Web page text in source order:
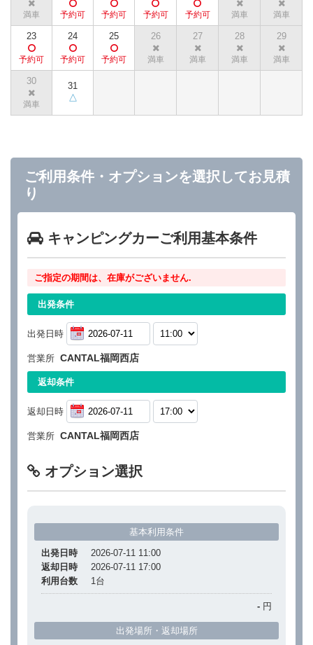
23 24 25 26 27 28 29
30 31
ご利用条件・オプションを選択してお見積
り
キャンピングカーご利用基本条件
ご指定の期間は、在庫がございません.
出発条件
出発日時
営業所 CANTAL福岡西店
返却条件
返却日時
営業所 CANTAL福岡西店
オプション選択
基本利用条件
出発日時
2026-07-11 11:00
返却日時
2026-07-11 17:00
利用台数
1台
- 円
出発場所・返却場所